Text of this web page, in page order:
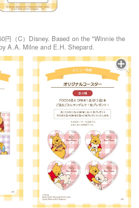
（C）Disney. Based on the "Winnie the
A.A. Milne and E.H. Shepard.